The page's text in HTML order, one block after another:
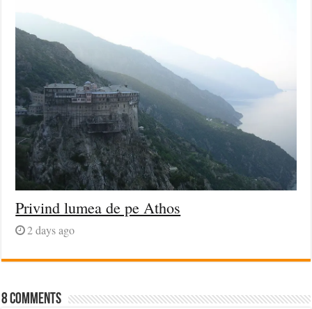
Privind lumea de pe Athos
2 days ago
8 comments